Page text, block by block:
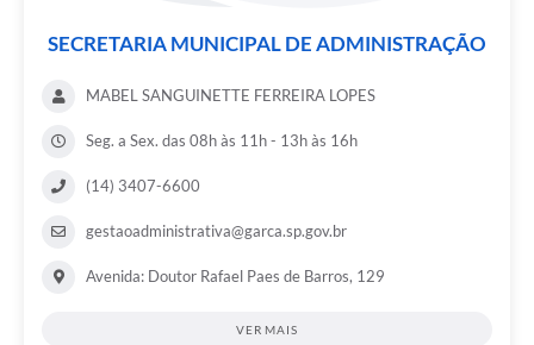
SECRETARIA MUNICIPAL DE ADMINISTRAÇÃO
MABEL SANGUINETTE FERREIRA LOPES
Seg. a Sex. das 08h às 11h - 13h às 16h
(14) 3407-6600
gestaoadministrativa@garca.sp.gov.br
Avenida: Doutor Rafael Paes de Barros, 129
VER MAIS